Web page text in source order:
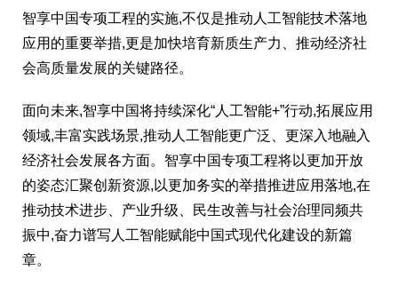
智享中国专项工程的实施,不仅是推动人工智能技术落地
应用的重要举措,更是加快培育新质生产力、推动经济社
会高质量发展的关键路径。
面向未来,智享中国将持续深化“人工智能+”行动,拓展应用
领域,丰富实践场景,推动人工智能更广泛、更深入地融入
经济社会发展各方面。智享中国专项工程将以更加开放
的姿态汇聚创新资源,以更加务实的举措推进应用落地,在
推动技术进步、产业升级、民生改善与社会治理同频共
振中,奋力谱写人工智能赋能中国式现代化建设的新篇
章。